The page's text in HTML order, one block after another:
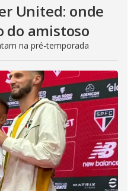
United: onde
do amistoso
na pré-temporada